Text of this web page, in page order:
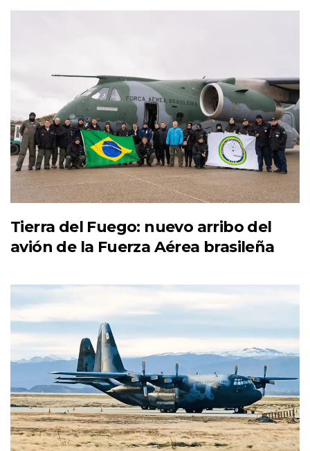
Tierra del Fuego: nuevo arribo del
avión de la Fuerza Aérea brasileña